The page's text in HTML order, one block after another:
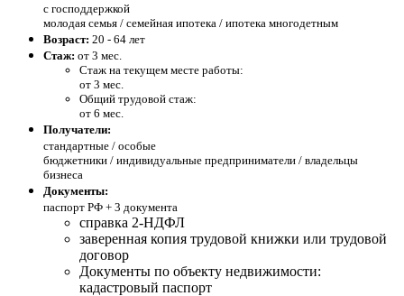
с господдержкой
молодая семья / семейная ипотека / ипотека многодетным
Возраст: 20 - 64 лет
Стаж: от 3 мес.
Стаж на текущем месте работы:
от 3 мес.
Общий трудовой стаж:
от 6 мес.
Получатели:
стандартные / особые
бюджетники / индивидуальные предприниматели / владельцы
бизнеса
Документы:
паспорт РФ + 3 документа
справка 2-НДФЛ
заверенная копия трудовой книжки или трудовой
договор
Документы по объекту недвижимости:
кадастровый паспорт